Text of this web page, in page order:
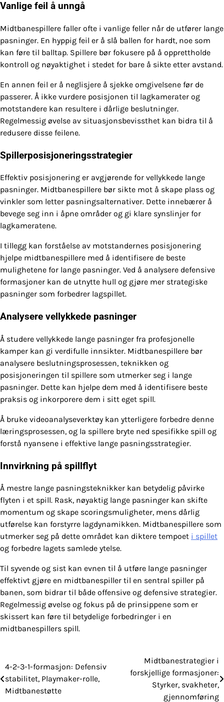
Vanlige feil å unngå
Midtbanespillere faller ofte i vanlige feller når de utfører lange
pasninger. En hyppig feil er å slå ballen for hardt, noe som
kan føre til balltap. Spillere bør fokusere på å opprettholde
kontroll og nøyaktighet i stedet for bare å sikte etter avstand.
En annen feil er å neglisjere å sjekke omgivelsene før de
passerer. Å ikke vurdere posisjonen til lagkamerater og
motstandere kan resultere i dårlige beslutninger.
Regelmessig øvelse av situasjonsbevissthet kan bidra til å
redusere disse feilene.
Spillerposisjoneringsstrategier
Effektiv posisjonering er avgjørende for vellykkede lange
pasninger. Midtbanespillere bør sikte mot å skape plass og
vinkler som letter pasningsalternativer. Dette innebærer å
bevege seg inn i åpne områder og gi klare synslinjer for
lagkameratene.
I tillegg kan forståelse av motstandernes posisjonering
hjelpe midtbanespillere med å identifisere de beste
mulighetene for lange pasninger. Ved å analysere defensive
formasjoner kan de utnytte hull og gjøre mer strategiske
pasninger som forbedrer lagspillet.
Analysere vellykkede pasninger
Å studere vellykkede lange pasninger fra profesjonelle
kamper kan gi verdifulle innsikter. Midtbanespillere bør
analysere beslutningsprosessen, teknikken og
posisjoneringen til spillere som utmerker seg i lange
pasninger. Dette kan hjelpe dem med å identifisere beste
praksis og inkorporere dem i sitt eget spill.
Å bruke videoanalyseverktøy kan ytterligere forbedre denne
læringsprosessen, og la spillere bryte ned spesifikke spill og
forstå nyansene i effektive lange pasningsstrategier.
Innvirkning på spillflyt
Å mestre lange pasningsteknikker kan betydelig påvirke
flyten i et spill. Rask, nøyaktig lange pasninger kan skifte
momentum og skape scoringsmuligheter, mens dårlig
utførelse kan forstyrre lagdynamikken. Midtbanespillere som
utmerker seg på dette området kan diktere tempoet i spillet
og forbedre lagets samlede ytelse.
Til syvende og sist kan evnen til å utføre lange pasninger
effektivt gjøre en midtbanespiller til en sentral spiller på
banen, som bidrar til både offensive og defensive strategier.
Regelmessig øvelse og fokus på de prinsippene som er
skissert kan føre til betydelige forbedringer i en
midtbanespillers spill.
Post
navigation
4-2-3-1-formasjon: Defensiv
stabilitet, Playmaker-rolle,
Midtbanestøtte
Midtbanestrategier i
forskjellige formasjoner:
Styrker, svakheter,
gjennomføring